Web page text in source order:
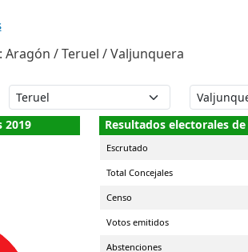
Aragón / Teruel / Valjunquera
2019 Resultados electorales
Escrutado
Total Concejales
Censo
Votos emitidos
Abstenciones